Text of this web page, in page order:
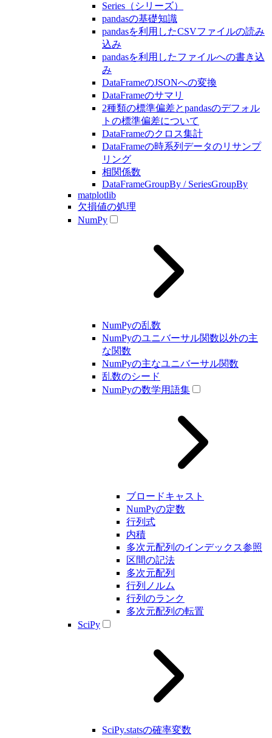
Series（シリーズ）
pandasの基礎知識
pandasを利用したCSVファイルの読み
込み
pandasを利用したファイルへの書き込
み
DataFrameのJSONへの変換
DataFrameのサマリ
2種類の標準偏差とpandasのデフォル
トの標準偏差について
DataFrameのクロス集計
DataFrameの時系列データのリサンプ
リング
相関係数
DataFrameGroupBy / SeriesGroupBy
matplotlib
欠損値の処理
NumPy
NumPyの乱数
NumPyのユニバーサル関数以外の主
な関数
NumPyの主なユニバーサル関数
乱数のシード
NumPyの数学用語集
ブロードキャスト
NumPyの定数
行列式
内積
多次元配列のインデックス参照
区間の記法
多次元配列
行列ノルム
行列のランク
多次元配列の転置
SciPy
SciPy.statsの確率変数